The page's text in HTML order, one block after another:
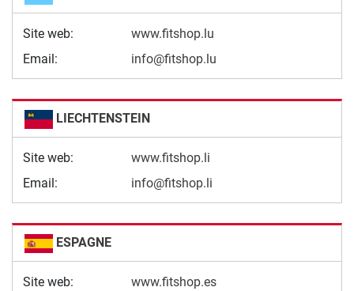
Site web:
www.fitshop.lu
Email:
info@fitshop.lu
LIECHTENSTEIN
Site web:
www.fitshop.li
Email:
info@fitshop.li
ESPAGNE
Site web:
www.fitshop.es